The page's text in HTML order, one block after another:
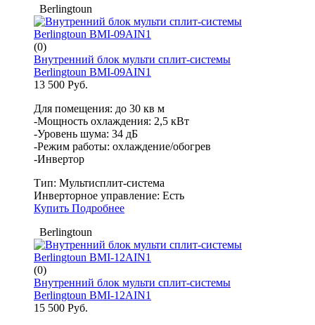
Berlingtoun
(0)
Внутренний блок мульти сплит-системы
Berlingtoun BМI-09AIN1
13 500 Руб.
Для помещения: до 30 кв м
-Мощность охлаждения: 2,5 кВт
-Уровень шума: 34 дБ
-Режим работы: охлаждение/обогрев
-Инвертор
Тип: Мультисплит-система
Инверторное управление: Есть
Купить Подробнее
Berlingtoun
(0)
Внутренний блок мульти сплит-системы
Berlingtoun BМI-12AIN1
15 500 Руб.